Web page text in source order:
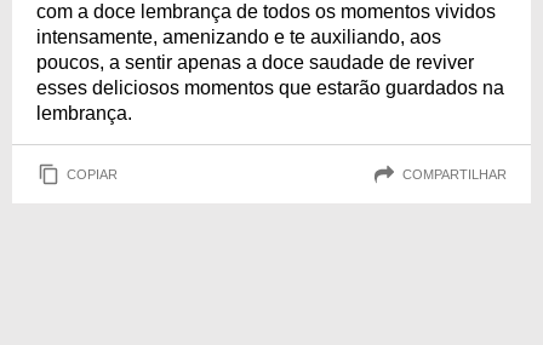
com a doce lembrança de todos os momentos vividos
intensamente, amenizando e te auxiliando, aos
poucos, a sentir apenas a doce saudade de reviver
esses deliciosos momentos que estarão guardados na
lembrança.
COPIAR COMPARTILHAR